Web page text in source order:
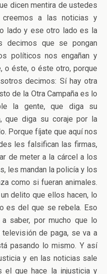
dicen mentira de ustedes
a las noticias y
lado y ese otro lado es la
decimos que se pongan
políticos nos engañan y
o éste, o éste otro, porque
decimos: Sí hay otra
de la Otra Campaña es lo
la gente, que diga su
que diga su coraje por la
Porque fíjate que aquí nos
les falsifican las firmas,
de meter a la cárcel a los
les mandan la policía y los
como si fueran animales.
delito que ellos hacen, lo
es del que se rebela. Eso
saber, por mucho que lo
de paga, se va a
pasando lo mismo. Y así
y en las noticias sale
el que hace la injusticia y